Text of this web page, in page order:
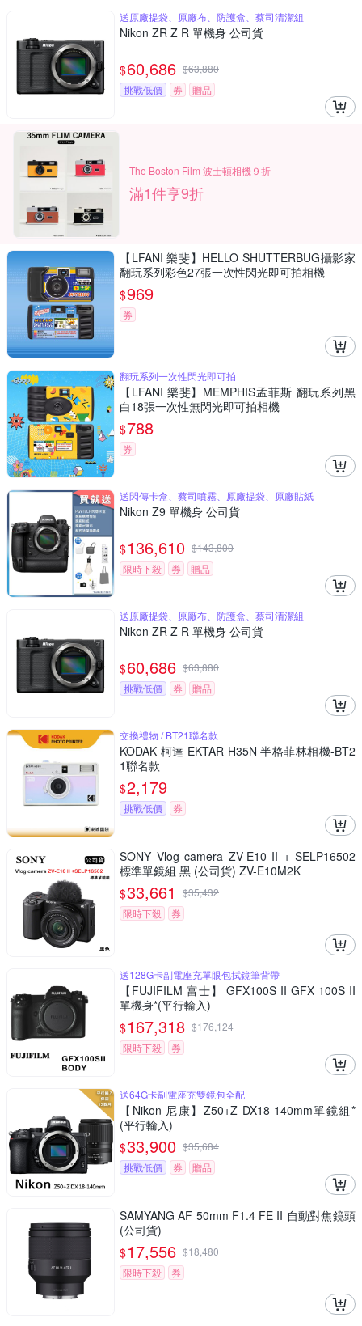
送原廠提袋、原廠布、防護盒、蔡司清潔組
Nikon ZR Z R 單機身 公司貨
$60,686 $63,880
挑戰低價
券 贈品
The Boston Film 波士頓相機９折
滿1件享9折
【LFANI 樂斐】HELLO SHUTTERBUG攝影家
翻玩系列彩色27張一次性閃光即可拍相機
$969
券
翻玩系列一次性閃光即可拍
【LFANI 樂斐】MEMPHIS孟菲斯 翻玩系列黑
白18張一次性無閃光即可拍相機
$788
券
送閃傳卡盒、蔡司噴霧、原廠提袋、原廠貼紙
Nikon Z9 單機身 公司貨
$136,610 $143,800
限時下殺
券 贈品
送原廠提袋、原廠布、防護盒、蔡司清潔組
Nikon ZR Z R 單機身 公司貨
$60,686 $63,880
挑戰低價
券 贈品
交換禮物 / BT21聯名款
KODAK 柯達 EKTAR H35N 半格菲林相機-BT2
1聯名款
$2,179
挑戰低價 券
SONY Vlog camera ZV-E10 II + SELP16502
標準單鏡組 黑 (公司貨) ZV-E10M2K
$33,661 $35,432
限時下殺
券
送128G卡副電座充單眼包拭鏡筆背帶
【FUJIFILM 富士】 GFX100S II GFX 100S II
單機身*(平行輸入)
$167,318 $176,124
限時下殺
券
送64G卡副電座充雙鏡包全配
【Nikon 尼康】Z50+Z DX18-140mm單鏡組*
(平行輸入)
$33,900 $35,684
挑戰低價
券 贈品
SAMYANG AF 50mm F1.4 FE II 自動對焦鏡頭
(公司貨)
$17,556 $18,480
限時下殺
券